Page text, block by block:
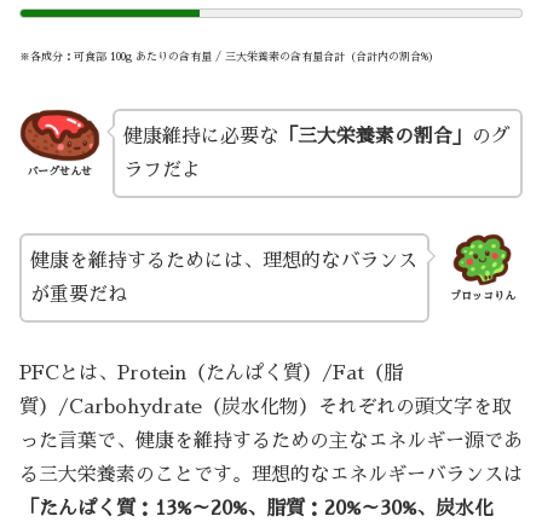
※各成分：可食部 100g あたりの含有量 / 三大栄養素の含有量合計（合計内の割合%）
バーグせんせ
健康維持に必要な 「三大栄養素の割合」
のグ
ラフだよ
ブロッコりん
健康を維持するためには、理想的なバランス
が重要だね
PFCとは、Protein（たんぱく質）/Fat（脂
質）/Carbohydrate（炭水化物）それぞれの頭文字を取
った言葉で、健康を維持するための主なエネルギー源であ
る三大栄養素のことです。理想的なエネルギーバランスは
「たんぱく質：13%～20%、脂質：20%～30%、炭水化